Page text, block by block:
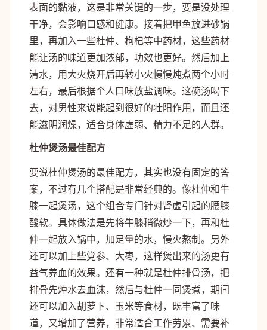
表面的黏液，这是非常关键的一步，要是没处理
干净，会影响口感和健康。接着把甲鱼放进砂锅
里，再加入一些杜仲、枸杞等中药材，这些药材
能让汤的味道更加浓郁，功效也更好。然后加上
清水，用大火烧开后再转小火慢慢炖煮两个小时
左右，最后根据个人口味放盐调味。这碗汤喝下
去，对男性来说能起到很好的壮阳作用，而且还
能滋阴润燥，适合身体虚弱、精力不足的人群。
杜仲煲汤最佳配方
要说杜仲煲汤的最佳配方，其实也没有固定的答
案，不过有几个搭配是非常经典的。像杜仲和牛
膝一起煲汤，这个组合专门针对肾虚引起的腰膝
酸软。具体做法是先将牛膝稍微炒一下，再和杜
仲一起放入锅中，加足量的水，慢火熬制。另外
还可以加上些党参、大枣，这样煲出来的汤更有
益气养血的效果。还有一种就是杜仲排骨汤，把
排骨先焯水去血沫，然后与杜仲一同煲煮，期间
还可以加入胡萝卜、玉米等食材，既丰富了味
道，又增加了营养，非常适合工作劳累、需要补